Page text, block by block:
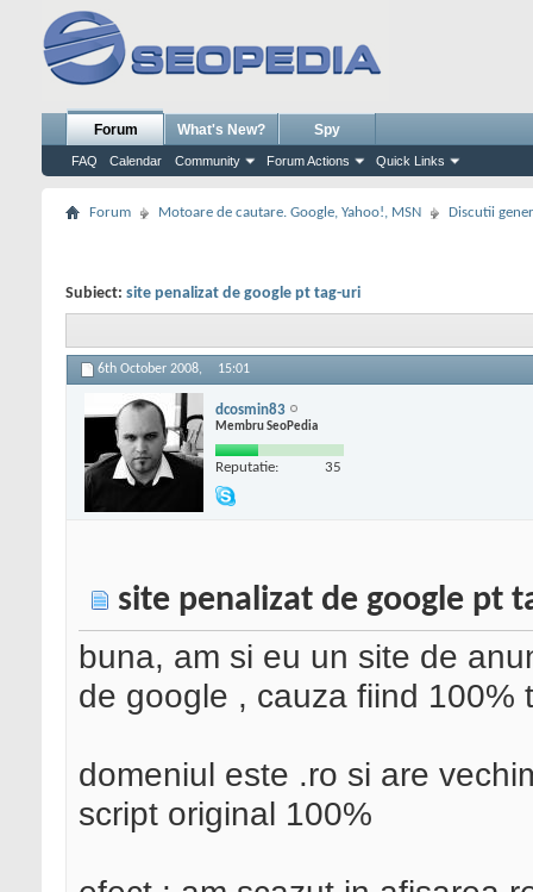
Forum
FAQ Calendar Community Forum Actions Quick Links
What's New? Spy
Forum Motoare de cautare. Google, Yahoo!, MSN Discutii
Subiect: site penalizat de google pt tag-uri
6th October 2008, 15:01
dcosmin83
Membru SeoPedia
Reputatie: 35
site penalizat de google pt
buna, am si eu un site de
de google , cauza fiind 100%
domeniul este .ro si are
script original 100%